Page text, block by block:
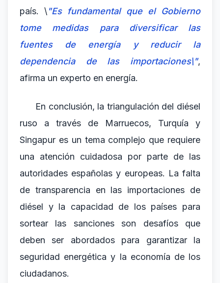
país. \"Es fundamental que el Gobierno
tome medidas para diversificar las
fuentes de energía y reducir la
dependencia de las importaciones\",
afirma un experto en energía.
En conclusión, la triangulación del diésel
ruso a través de Marruecos, Turquía y
Singapur es un tema complejo que requiere
una atención cuidadosa por parte de las
autoridades españolas y europeas. La falta
de transparencia en las importaciones de
diésel y la capacidad de los países para
sortear las sanciones son desafíos que
deben ser abordados para garantizar la
seguridad energética y la economía de los
ciudadanos.